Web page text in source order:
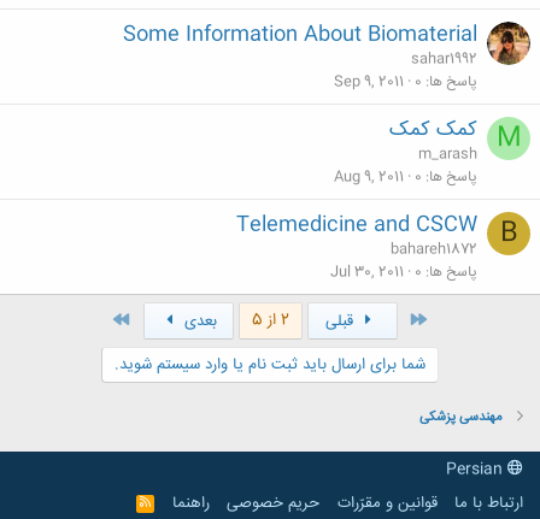
Some Information About Biomaterial
sahar1992
پاسخ ها 0
Sep 9, 2011
M کمک کمک
m_arash
پاسخ ها 0
Aug 9, 2011
B
Telemedicine and CSCW
bahareh1872
پاسخ ها 0
Jul 30, 2011
اول قبلی 2 از 5 بعدی
شما برای ارسال باید ثبت نام یا وارد سیستم شوید.
مهندسی پزشكی
ارتباط با ما
قوانین و مقرّرات حریم خصوصی راهنما
R